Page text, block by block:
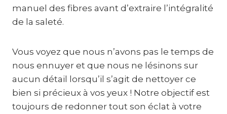
manuel des fibres avant d’extraire l’intégralité
de la saleté.
Vous voyez que nous n’avons pas le temps de
nous ennuyer et que nous ne lésinons sur
aucun détail lorsqu’il s’agit de nettoyer ce
bien si précieux à vos yeux ! Notre objectif est
toujours de redonner tout son éclat à votre